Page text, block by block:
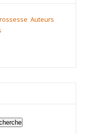
Auteurs